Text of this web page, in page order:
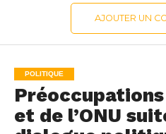
AJOUTER UN
POLITIQUE
et de l’ONU